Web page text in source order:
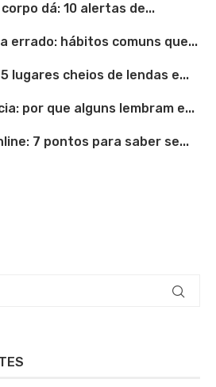
dá: 10 alertas de...
errado: hábitos comuns que...
lugares cheios de lendas e...
por que alguns lembram e...
7 pontos para saber se...